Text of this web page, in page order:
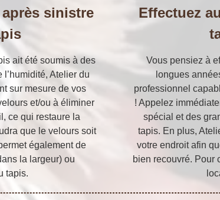
sinistre
ait été soumis à des
Atelier du
sur mesure de vos
et/ou à éliminer
ce qui restaure la
que le velours soit
également de
la largeur) ou
tapis.
Effectuez
Vous pensiez à
longues
professionnel
! Appelez
spécial et des
tapis. En plus,
votre endroit afin
bien recouvré. Pour